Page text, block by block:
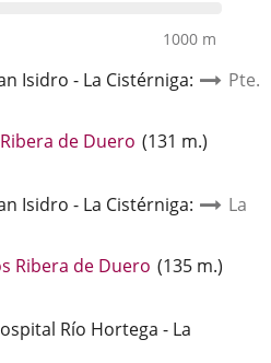
1000 m
Isidro - La Cistérniga:
Pte.
de Duero Enlace
aplicación
(131 m.)
Isidro - La Cistérniga:
La
Ribera de Duero Enlace
aplicación
(135 m.)
Río Hortega - La